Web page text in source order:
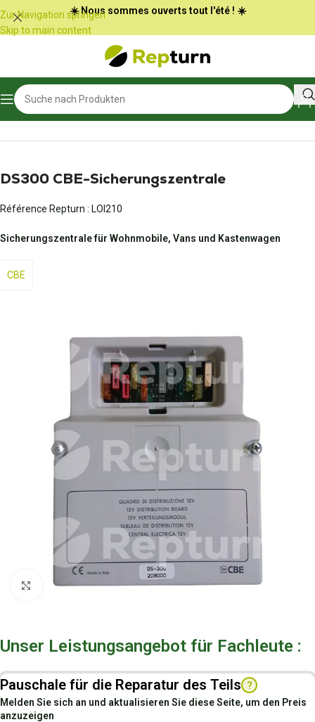
Cookie-Einstellungen
Zur Navigation springen
Skip to main content
☀️ Nous sommes ouverts tout l'été ! ☀️
Start/Wohnmobile und Vans
DS300 CBE-Sicherungszentrale
Référence Repturn : LOI210
Sicherungszentrale für Wohnmobile, Vans und Kastenwagen
CBE
Zum Vergrößern klicken
Unser Leistungsangebot für Fachleute :
Pauschale für die Reparatur des Teils ?
Melden Sie sich an und aktualisieren Sie diese Seite, um den Preis
anzuzeigen